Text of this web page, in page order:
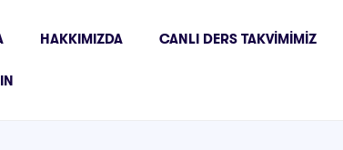
HAKKIMIZDA CANLI DERS TAKVIMIMIZ